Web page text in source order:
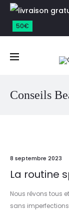
50€
Conseils
8 septembre 2023
La routine
Nous rêvons tous
sans